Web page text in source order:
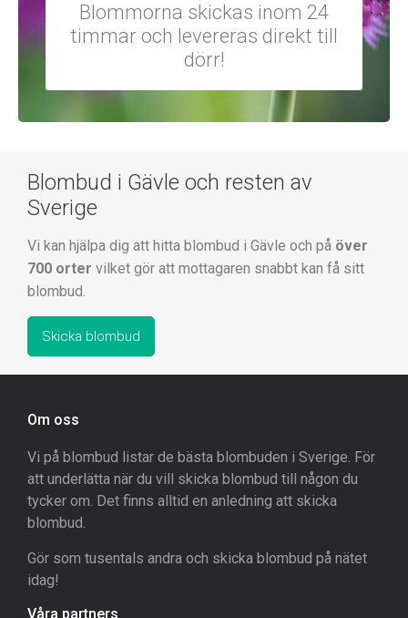
Blommorna skickas inom 24
timmar och levereras direkt till
dörr!
Blombud i Gävle och resten av
Sverige
Vi kan hjälpa dig att hitta blombud i Gävle och på över
700 orter vilket gör att mottagaren snabbt kan få sitt
blombud.
Skicka blombud
Om oss
Vi på blombud listar de bästa blombuden i Sverige. För
att underlätta när du vill skicka blombud till någon du
tycker om. Det finns alltid en anledning att skicka
blombud.
Gör som tusentals andra och skicka blombud på nätet
idag!
Våra partners